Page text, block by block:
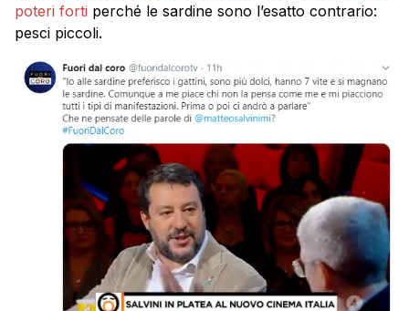
poteri forti perché le sardine sono l’esatto contrario:
pesci piccoli.